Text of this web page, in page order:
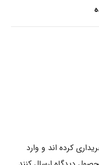
کرده اند و وارد